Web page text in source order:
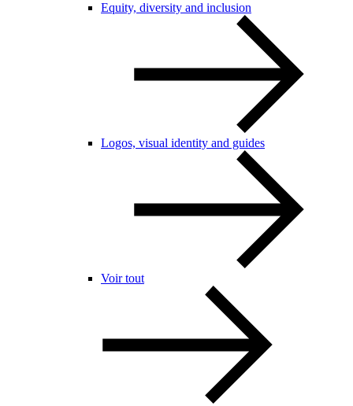
Equity, diversity and inclusion
Logos, visual identity and guides
Voir tout